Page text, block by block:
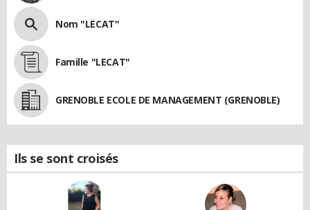
Nom "LECAT"
Famille "LECAT"
GRENOBLE ECOLE DE MANAGEMENT (GRENOBLE)
Ils se sont croisés